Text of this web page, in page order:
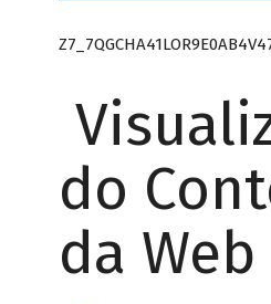
do
da Web